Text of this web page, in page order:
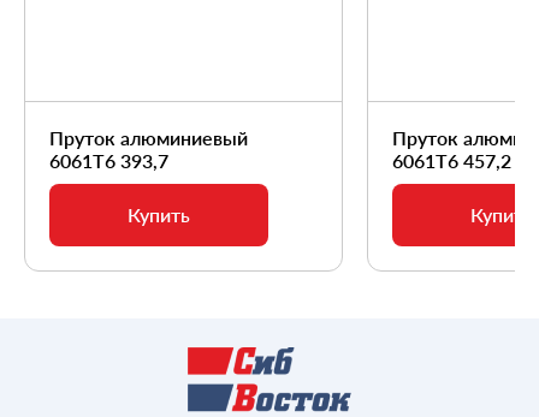
Пруток алюминиевый
6061Т6 393,7
Купить
Пруток
6061Т6 457,2
Купить